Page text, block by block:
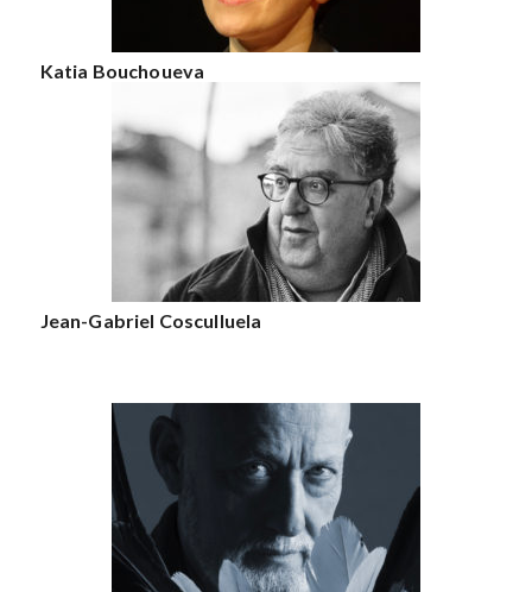
Katia Bouchoueva
Jean-Gabriel Cosculluela